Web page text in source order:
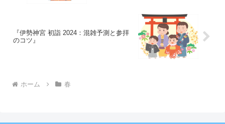
『伊勢神宮 初詣 2024：混雑予測と参拝
のコツ』
ホーム 春